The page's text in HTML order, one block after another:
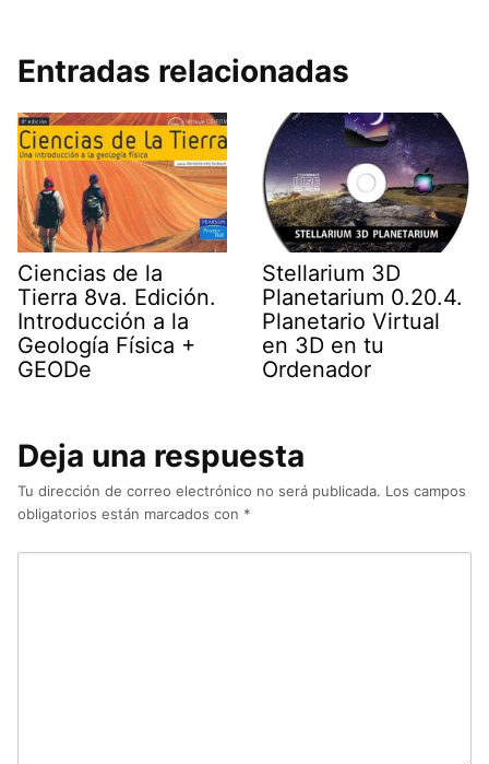
Entradas relacionadas
Ciencias de la
Tierra 8va. Edición.
Introducción a la
Geología Física +
GEODe
Stellarium 3D
Planetarium 0.20.4.
Planetario Virtual
en 3D en tu
Ordenador
Deja una respuesta
Tu dirección de correo electrónico no será publicada. Los campos
obligatorios están marcados con *